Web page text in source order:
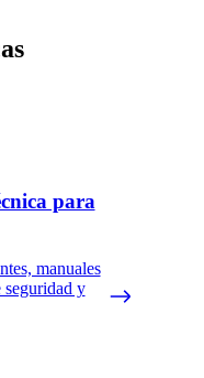
para
manuales
y